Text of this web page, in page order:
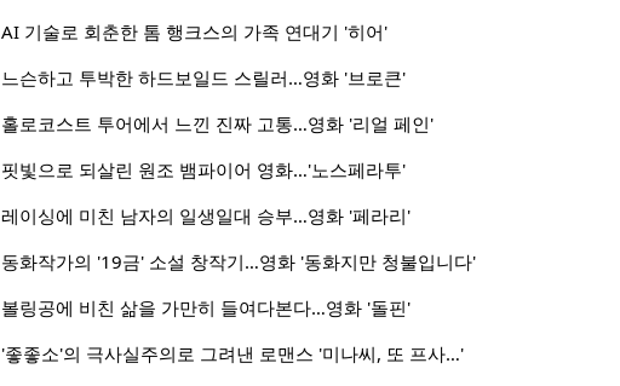
AI 기술로 회춘한 톰 행크스의 가족 연대기 '히어'
느슨하고 투박한 하드보일드 스릴러…영화 '브로큰'
홀로코스트 투어에서 느낀 진짜 고통…영화 '리얼 페인'
핏빛으로 되살린 원조 뱀파이어 영화…'노스페라투'
레이싱에 미친 남자의 일생일대 승부…영화 '페라리'
동화작가의 '19금' 소설 창작기…영화 '동화지만 청불입니다'
볼링공에 비친 삶을 가만히 들여다본다…영화 '돌핀'
'좋좋소'의 극사실주의로 그려낸 로맨스 '미나씨, 또 프사…'